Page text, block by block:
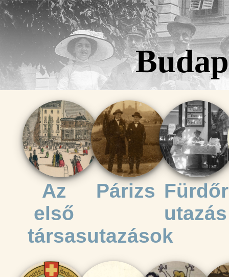
Az
első
társasutazások
Párizs
utazás